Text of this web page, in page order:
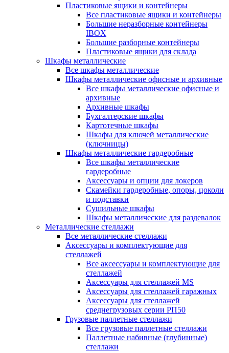
Пластиковые ящики и контейнеры
Все пластиковые ящики и контейнеры
Большие неразборные контейнеры
IBOX
Большие разборные контейнеры
Пластиковые ящики для склада
Шкафы металлические
Все шкафы металлические
Шкафы металлические офисные и архивные
Все шкафы металлические офисные и
архивные
Архивные шкафы
Бухгалтерские шкафы
Картотечные шкафы
Шкафы для ключей металлические
(ключницы)
Шкафы металлические гардеробные
Все шкафы металлические
гардеробные
Аксессуары и опции для локеров
Скамейки гардеробные, опоры, цоколи
и подставки
Сушильные шкафы
Шкафы металлические для раздевалок
Металлические стеллажи
Все металлические стеллажи
Аксессуары и комплектующие для
стеллажей
Все аксессуары и комплектующие для
стеллажей
Аксессуары для стеллажей MS
Аксессуары для стеллажей гаражных
Аксессуары для стеллажей
среднегрузовых серии РП50
Грузовые паллетные стеллажи
Все грузовые паллетные стеллажи
Паллетные набивные (глубинные)
стеллажи